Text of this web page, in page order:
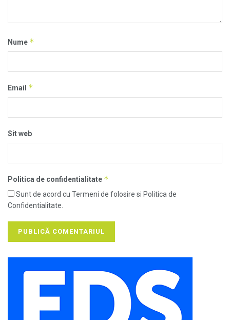
Nume *
Email *
Sit web
Politica de confidentialitate *
Sunt de acord cu Termeni de folosire si Politica de
Confidentialitate.